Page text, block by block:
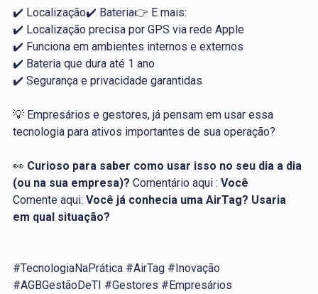
✔️ Localização✔️ Bateria👉 E mais:
✔️ Localização precisa por GPS via rede Apple
✔️ Funciona em ambientes internos e externos
✔️ Bateria que dura até 1 ano
✔️ Segurança e privacidade garantidas
💡 Empresários e gestores, já pensam em usar essa
tecnologia para ativos importantes de sua operação?
👀 Curioso para saber como usar isso no seu dia a dia
(ou na sua empresa)? Comentário aqui : Você
Comente aqui: Você já conhecia uma AirTag? Usaria
em qual situação?
#TecnologiaNaPrática #AirTag #Inovação
#AGBGestãoDeTI #Gestores #Empresários